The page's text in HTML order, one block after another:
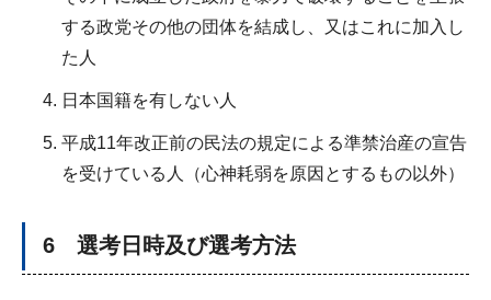
する政党その他の団体を結成し、又はこれに加入し
た人
日本国籍を有しない人
平成11年改正前の民法の規定による準禁治産の宣告
を受けている人（心神耗弱を原因とするもの以外）
6 選考日時及び選考方法